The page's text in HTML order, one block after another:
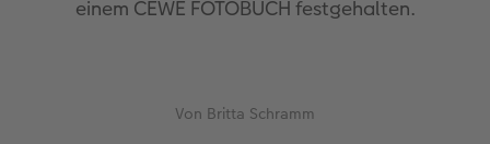
Jahrbuch gestalten
Panoramaseite
Bilderboxen
Fotosticker
Photo Streetmap Poster
Alu-Dibond
Dankeskarten Kommunion
Urlaubsgrüße
Textilien
Foto-Geschenkbox
Wandkalender mit Design
Kalender-Kundenbeispiele
Max Case
PopGrip
nachhaltiger Schenken
Liebe schenken
Liebe schenken
Gestaltungsideen
einem CEWE FOTOBUCH festgehalten.
Von Britta Schramm